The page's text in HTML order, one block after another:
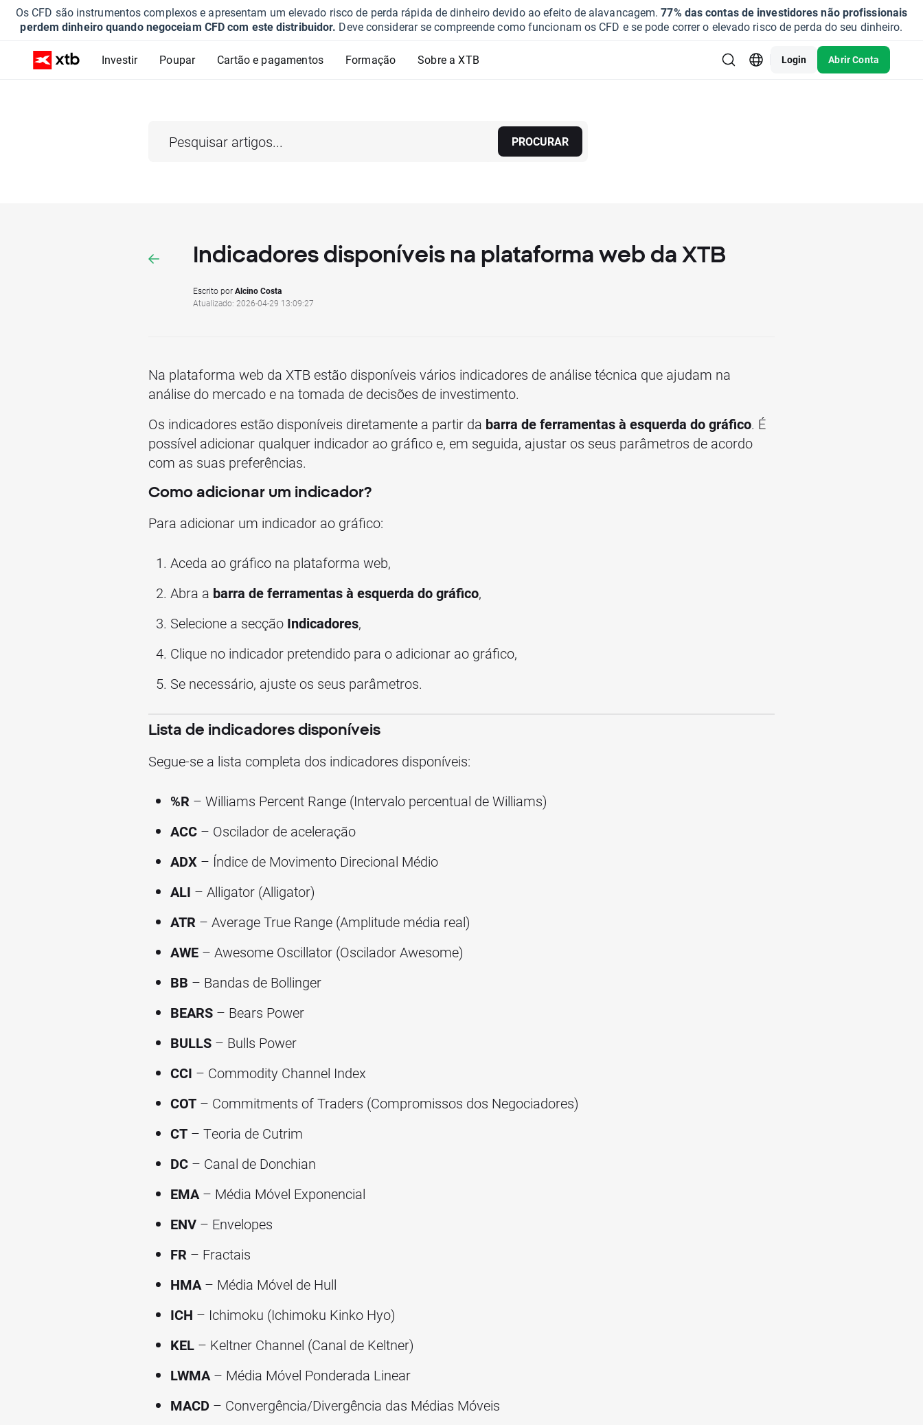
Os CFD são instrumentos complexos e apresentam um elevado risco de perda rápida de dinheiro devido ao efeito de alavancagem.77% das contas de investidores não profissionais
perdem dinheiro quando negoceiam CFD com este distribuidor. Deve considerar se compreende como funcionam os CFD e se pode correr o elevado risco de perda do seu dinheiro.
Investir Poupar Cartão e pagamentos Formação Sobre a XTB Login Abrir Conta
PROCURAR
Indicadores disponíveis na plataforma web da XTB
Escrito porAlcino Costa
Atualizado: 2026-04-29 13:09:27
Na plataforma web da XTB estão disponíveis vários indicadores de análise técnica que ajudam na
análise do mercado e na tomada de decisões de investimento.
Os indicadores estão disponíveis diretamente a partir da barra de ferramentas à esquerda do gráfico. É
possível adicionar qualquer indicador ao gráfico e, em seguida, ajustar os seus parâmetros de acordo
com as suas preferências.
Como adicionar um indicador?
Para adicionar um indicador ao gráfico:
Aceda ao gráfico na plataforma web,
Abra a barra de ferramentas à esquerda do gráfico,
Selecione a secção Indicadores,
Clique no indicador pretendido para o adicionar ao gráfico,
Se necessário, ajuste os seus parâmetros.
Lista de indicadores disponíveis
Segue-se a lista completa dos indicadores disponíveis:
%R – Williams Percent Range (Intervalo percentual de Williams)
ACC – Oscilador de aceleração
ADX – Índice de Movimento Direcional Médio
ALI – Alligator (Alligator)
ATR – Average True Range (Amplitude média real)
AWE – Awesome Oscillator (Oscilador Awesome)
BB – Bandas de Bollinger
BEARS – Bears Power
BULLS – Bulls Power
CCI – Commodity Channel Index
COT – Commitments of Traders (Compromissos dos Negociadores)
CT – Teoria de Cutrim
DC – Canal de Donchian
EMA – Média Móvel Exponencial
ENV – Envelopes
FR – Fractais
HMA – Média Móvel de Hull
ICH – Ichimoku (Ichimoku Kinko Hyo)
KEL – Keltner Channel (Canal de Keltner)
LWMA – Média Móvel Ponderada Linear
MACD – Convergência/Divergência das Médias Móveis